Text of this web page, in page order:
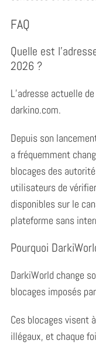
FAQ
Quelle est
2026 ?
L’adresse actuelle
darkino.com.
Depuis son
a fréquemment
blocages des
utilisateurs de
disponibles sur le
plateforme sans
Pourquoi
DarkiWorld change
blocages imposés
Ces blocages visent
illégaux, et chaque